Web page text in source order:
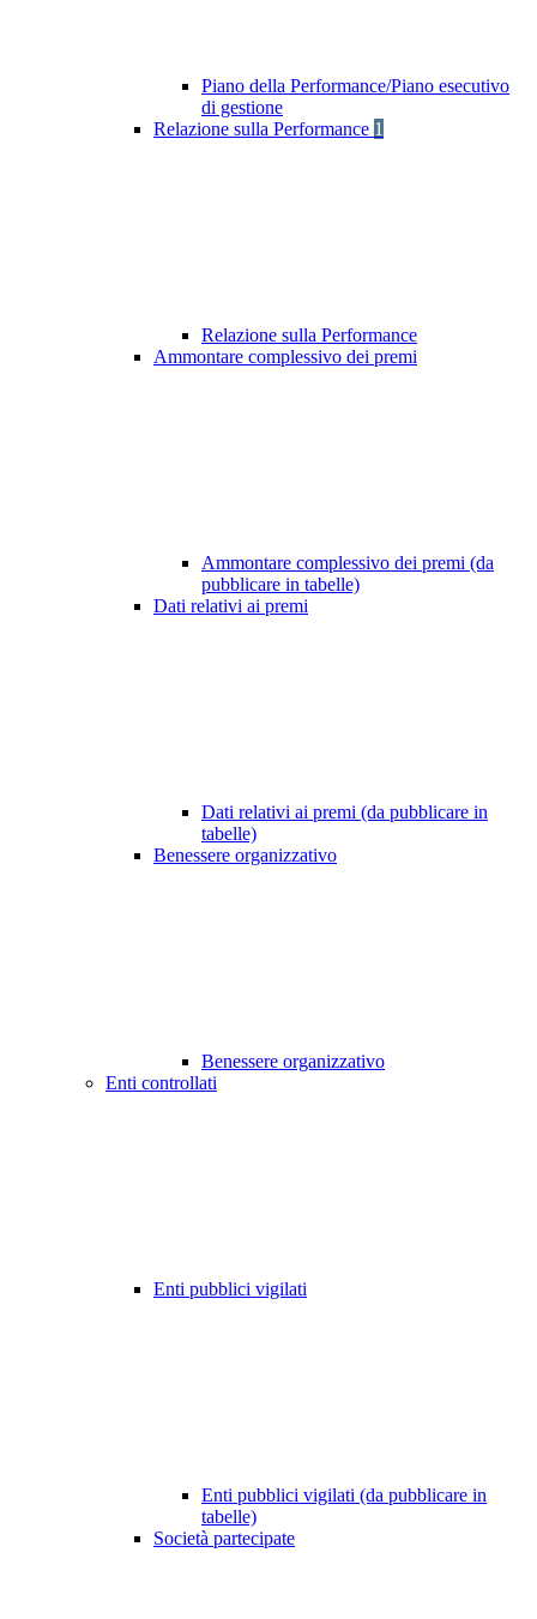
Piano della Performance/Piano esecutivo
di gestione
Relazione sulla Performance 1
Relazione sulla Performance
Ammontare complessivo dei premi
Ammontare complessivo dei premi (da
pubblicare in tabelle)
Dati relativi ai premi
Dati relativi ai premi (da pubblicare in
tabelle)
Benessere organizzativo
Benessere organizzativo
Enti controllati
Enti pubblici vigilati
Enti pubblici vigilati (da pubblicare in
tabelle)
Società partecipate